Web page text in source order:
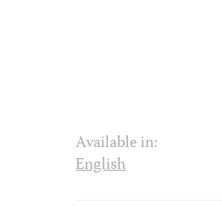
Available in:
English